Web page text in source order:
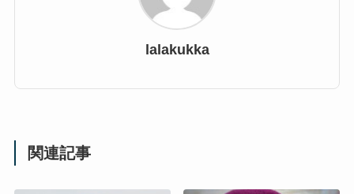
lalakukka
関連記事